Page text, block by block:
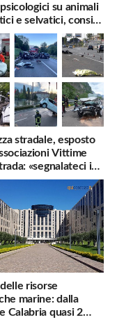
su animali
e selvatici, consigli
stradale, esposto
Vittime
«segnalateci i
interverremo
risorse
marine: dalla
Calabria quasi 2